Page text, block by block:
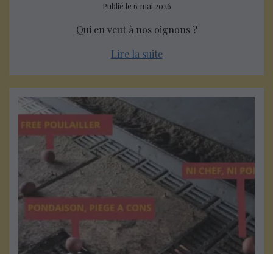
Publié le 6 mai 2026
Qui en veut à nos oignons ?
Lire la suite